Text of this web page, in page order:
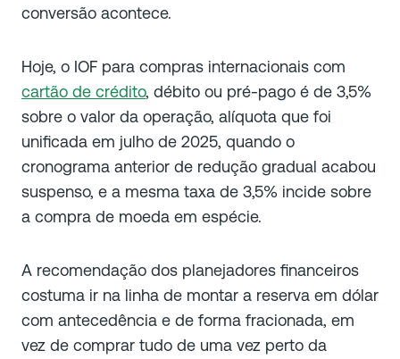
conversão acontece.
Hoje, o IOF para compras internacionais com
cartão de crédito, débito ou pré-pago é de 3,5%
sobre o valor da operação, alíquota que foi
unificada em julho de 2025, quando o
cronograma anterior de redução gradual acabou
suspenso, e a mesma taxa de 3,5% incide sobre
a compra de moeda em espécie.
A recomendação dos planejadores financeiros
costuma ir na linha de montar a reserva em dólar
com antecedência e de forma fracionada, em
vez de comprar tudo de uma vez perto da